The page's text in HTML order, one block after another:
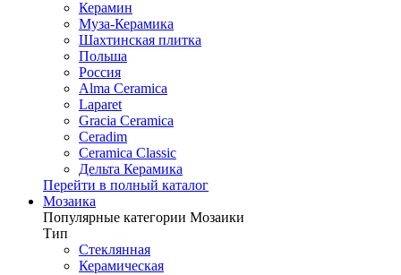
Керамин
Муза-Керамика
Шахтинская плитка
Польша
Россия
Alma Ceramica
Laparet
Gracia Ceramica
Ceradim
Ceramica Classic
Дельта Керамика
Перейти в полный каталог
Мозаика
Популярные категории Мозаики
Тип
Стеклянная
Керамическая